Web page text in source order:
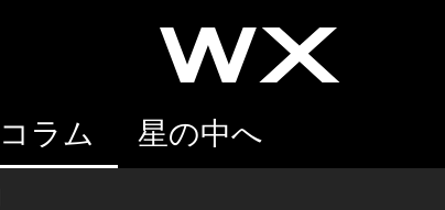
コラム 星の中へ